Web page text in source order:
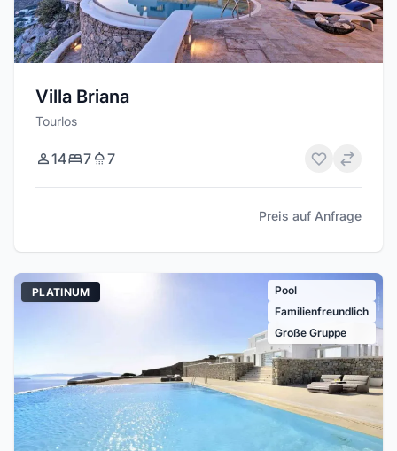
Villa Briana
Tourlos
14 7 7
Preis auf Anfrage
PLATINUM
Pool
Familienfreundlich
Große Gruppe